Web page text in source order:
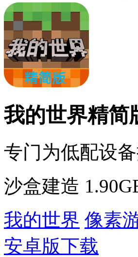
我的世界精简
专门为低配设
沙盒建造
我的世界 像素
安卓版下载